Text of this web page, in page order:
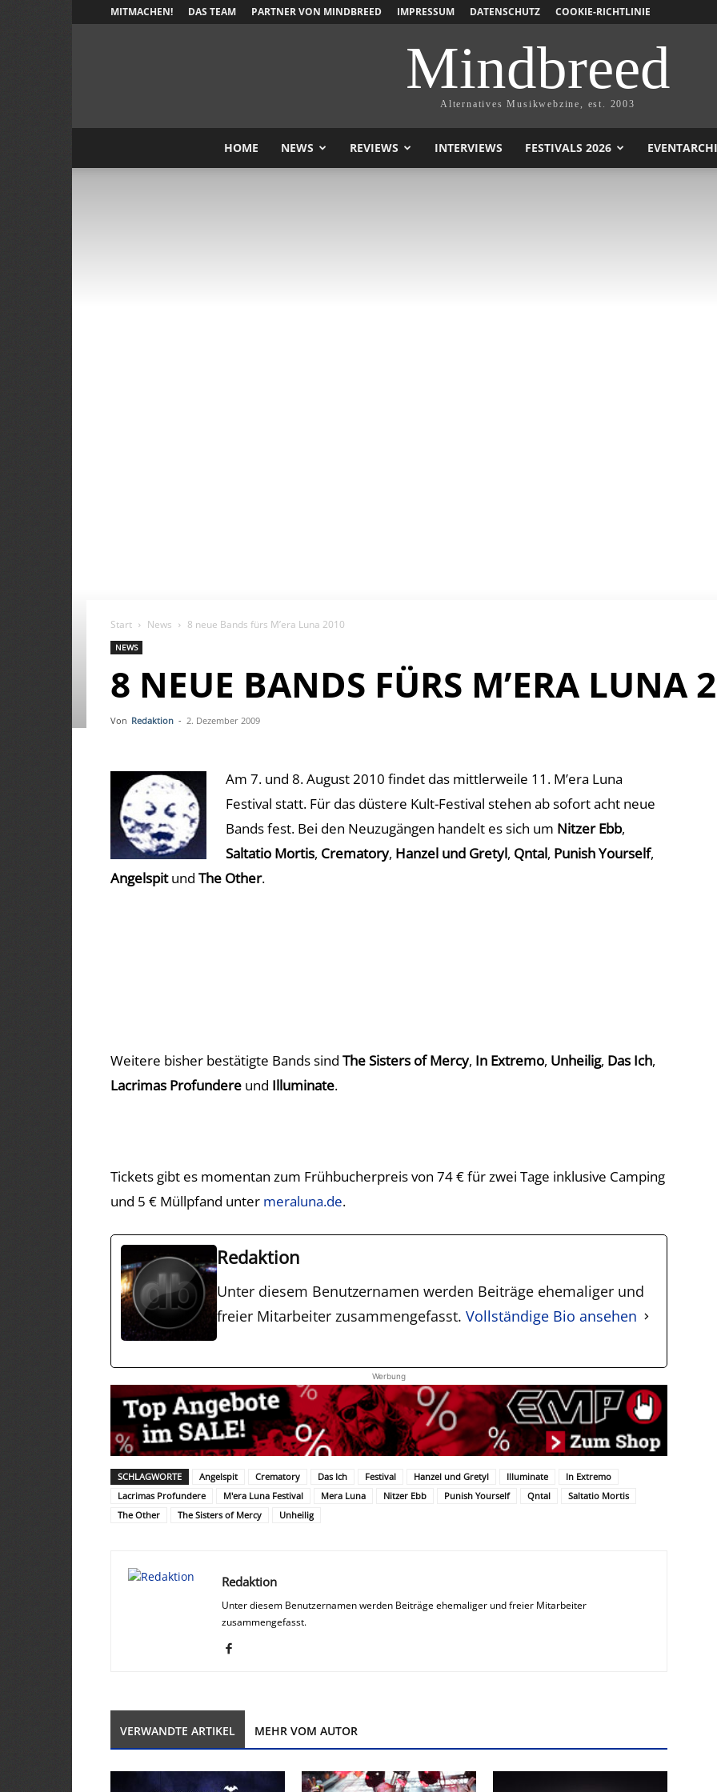
MITMACHEN! DAS TEAM PARTNER VON MINDBREED IMPRESSUM DATENSCHUTZ COOKIE-RICHTLINIE
Mindbreed
Alternatives Musikwebzine, est. 2003
HOME NEWS REVIEWS INTERVIEWS FESTIVALS 2026
Start News 8 neue Bands fürs M’era Luna 2010
NEWS
8 NEUE BANDS FÜRS M’ERA LUNA
Von Redaktion - 2. Dezember 2009
Am 7. und 8. August 2010 findet das mittlerweile 11. M’era Luna
Festival statt. Für das düstere Kult-Festival stehen ab sofort acht neue
Bands fest. Bei den Neuzugängen handelt es sich um Nitzer Ebb,
Saltatio Mortis, Crematory, Hanzel und Gretyl, Qntal, Punish Yourself,
Angelspitund The Other.
Weitere bisher bestätigte Bands sind The Sisters of Mercy, In Extremo, Unheilig, Das Ich,
Lacrimas Profundere und Illuminate.
Tickets gibt es momentan zum Frühbucherpreis von 74 € für zwei Tage inklusive Camping
und 5 € Müllpfand unter meraluna.de.
Redaktion
Unter diesem Benutzernamen werden Beiträge ehemaliger und
freier Mitarbeiter zusammengefasst. Vollständige Bio ansehen
Werbung
SCHLAGWORTE Angelspit Crematory Das Ich Festival Hanzel und Gretyl Illuminate
In Extremo
Lacrimas Profundere
M'era Luna Festival Mera Luna Nitzer Ebb Punish Yourself Qntal
Saltatio Mortis
The Other
The Sisters of Mercy Unheilig
Redaktion
Unter diesem Benutzernamen werden Beiträge ehemaliger und freier Mitarbeiter
zusammengefasst.
VERWANDTE ARTIKEL MEHR VOM AUTOR